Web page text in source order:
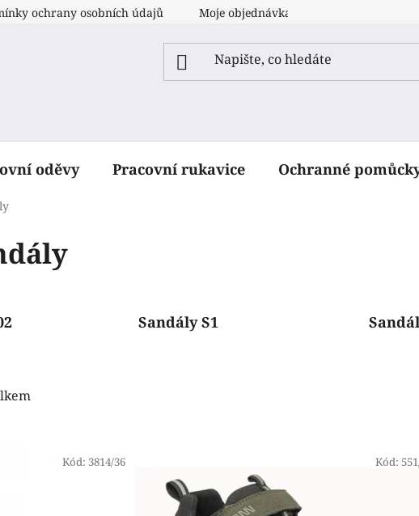
ochrany osobních údajů Moje objednávka
oděvy Pracovní rukavice Ochranné
Sandály S1
Kód: 3814/36 Kód: